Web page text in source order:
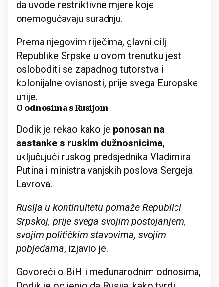
da uvode restriktivne mjere koje
onemogućavaju suradnju.
Prema njegovim riječima, glavni cilj
Republike Srpske u ovom trenutku jest
osloboditi se zapadnog tutorstva i
kolonijalne ovisnosti, prije svega Europske
unije.
O odnosima s Rusijom
Dodik je rekao kako je ponosan na
sastanke s ruskim dužnosnicima,
uključujući ruskog predsjednika Vladimira
Putina i ministra vanjskih poslova Sergeja
Lavrova.
Rusija u kontinuitetu pomaže Republici
Srpskoj, prije svega svojim postojanjem,
svojim političkim stavovima, svojim
pobjedama, izjavio je.
Govoreći o BiH i međunarodnim odnosima,